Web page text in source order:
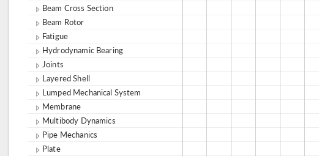
Beam Cross Section
Beam Rotor
Fatigue
Hydrodynamic Bearing
Joints
Layered Shell
Lumped Mechanical System
Membrane
Multibody Dynamics
Pipe Mechanics
Plate